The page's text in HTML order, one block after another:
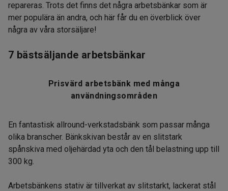
repareras. Trots det finns det några arbetsbänkar som är
mer populära än andra, och här får du en överblick över
några av våra storsäljare!
7 bästsäljande arbetsbänkar
Prisvärd arbetsbänk med många
användningsområden
En fantastisk allround-verkstadsbänk som passar många
olika branscher. Bänkskivan består av en slitstark
spånskiva med oljehärdad yta och den tål belastning upp till
300 kg.
Arbetsbänkens stativ är tillverkat av slitstarkt, lackerat stål